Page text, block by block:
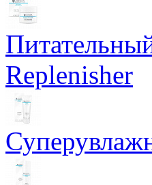
Replenisher